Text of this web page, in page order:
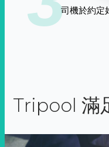
司機於約定
Tripool 滿